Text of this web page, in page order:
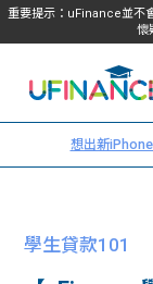
重要提示：uFinance並不
懷
想出新
學生貸款101